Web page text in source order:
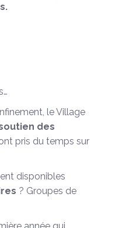
le Village
des
pris du temps sur
disponibles
? Groupes de
année qui